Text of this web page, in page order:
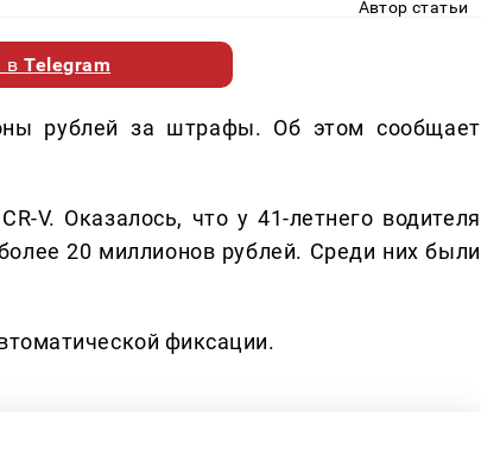
Автор статьи
вTelegram
рублей за штрафы. Об этом сообщает
V. Оказалось, что у 41-летнего водителя
20 миллионов рублей. Среди них были
фиксации.